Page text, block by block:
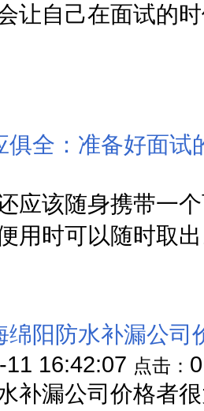
让自己在面试的
俱全：准备好面试
应该随身携带一
用时可以随时取
绵阳防水补漏公
11 16:42:07 点击：
补漏公司价格者